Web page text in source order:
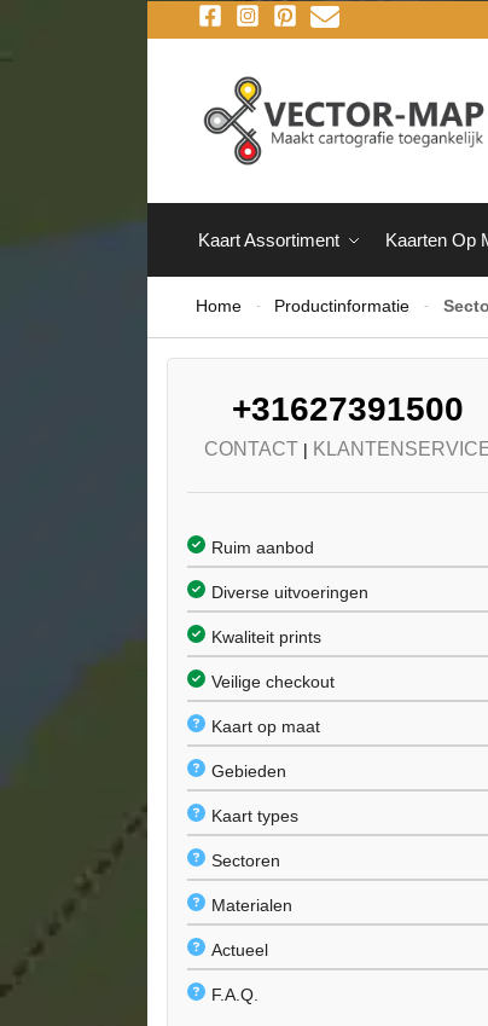
Kaart Assortiment Kaarten Op
Home - Productinformatie -
+31627391500
CONTACT |
Ruim aanbod
Diverse uitvoeringen
Kwaliteit prints
Veilige checkout
Kaart op maat
Gebieden
Kaart types
Sectoren
Materialen
Actueel
F.A.Q.